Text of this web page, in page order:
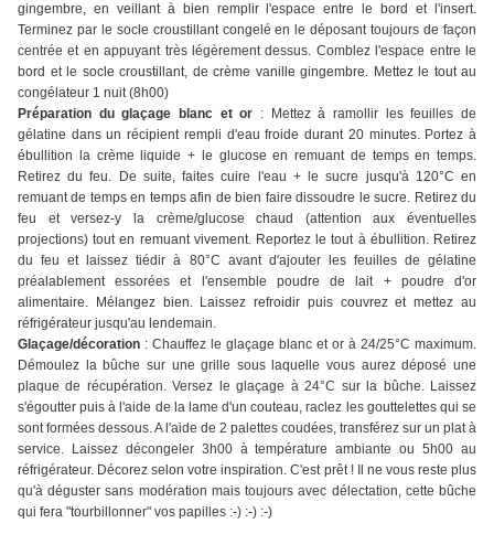
gingembre, en veillant à bien remplir l'espace entre le bord et l'insert.
Terminez par le socle croustillant congelé en le déposant toujours de façon
centrée et en appuyant très légèrement dessus. Comblez l'espace entre le
bord et le socle croustillant, de crème vanille gingembre. Mettez le tout au
congélateur 1 nuit (8h00)
Préparation du glaçage blanc et or : Mettez à ramollir les feuilles de
gélatine dans un récipient rempli d'eau froide durant 20 minutes. Portez à
ébullition la crème liquide + le glucose en remuant de temps en temps.
Retirez du feu. De suite, faites cuire l'eau + le sucre jusqu'à 120°C en
remuant de temps en temps afin de bien faire dissoudre le sucre. Retirez du
feu et versez-y la crème/glucose chaud (attention aux éventuelles
projections) tout en remuant vivement. Reportez le tout à ébullition. Retirez
du feu et laissez tiédir à 80°C avant d'ajouter les feuilles de gélatine
préalablement essorées et l'ensemble poudre de lait + poudre d'or
alimentaire. Mélangez bien. Laissez refroidir puis couvrez et mettez au
réfrigérateur jusqu'au lendemain.
Glaçage/décoration : Chauffez le glaçage blanc et or à 24/25°C maximum.
Démoulez la bûche sur une grille sous laquelle vous aurez déposé une
plaque de récupération. Versez le glaçage à 24°C sur la bûche. Laissez
s'égoutter puis à l'aide de la lame d'un couteau, raclez les gouttelettes qui se
sont formées dessous. A l'aide de 2 palettes coudées, transférez sur un plat à
service. Laissez décongeler 3h00 à température ambiante ou 5h00 au
réfrigérateur. Décorez selon votre inspiration. C'est prêt ! Il ne vous reste plus
qu'à déguster sans modération mais toujours avec délectation, cette bûche
qui fera "tourbillonner" vos papilles :-) :-) :-)